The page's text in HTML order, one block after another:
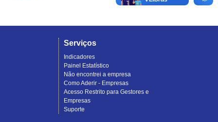
Serviços
Indicadores
Painel Estatístico
Não encontrei a empresa
Como Aderir - Empresas
Acesso Restrito para Gestores e
Empresas
Suporte